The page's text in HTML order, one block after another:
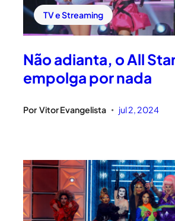
TV e Streaming
Não adianta, o All
empolga por nada
Por Vitor Evangelista • jul 2, 2024